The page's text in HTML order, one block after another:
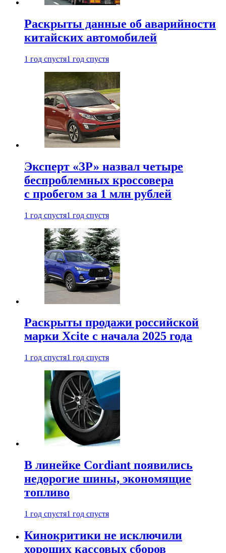
Раскрыты данные об аварийности
китайских автомобилей
1 год спустя1 год спустя
Эксперт «ЗР» назвал четыре
беспроблемных кроссовера
с пробегом за 1 млн рублей
1 год спустя1 год спустя
Раскрыты продажи российской
марки Xcite с начала 2025 года
1 год спустя1 год спустя
В линейке Cordiant появились
недорогие шины, экономящие
топливо
1 год спустя1 год спустя
Кинокритики не исключили
хороших кассовых сборов